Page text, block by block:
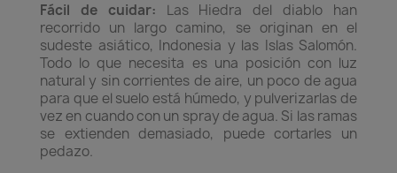
Fácil de cuidar: Las Hiedra del diablo han
recorrido un largo camino, se originan en el
sudeste asiático, Indonesia y las Islas Salomón.
Todo lo que necesita es una posición con luz
natural y sin corrientes de aire, un poco de agua
para que el suelo está húmedo, y pulverizarlas de
vez en cuando con un spray de agua. Si las ramas
se extienden demasiado, puede cortarles un
pedazo.